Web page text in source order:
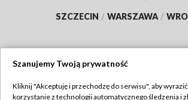
SZCZECIN / WARSZAWA /
Szanujemy Twoją prywatność
Kliknij "Akceptuję i przechodzę do serwisu", aby
korzystanie z technologii automatycznego śledzenia i